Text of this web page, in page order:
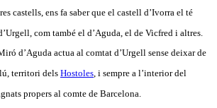
castells, ens fa saber que el castell d’Ivorra el té
com també el d’Aguda, el de Vicfred i altres.
d’Aguda actua al comtat d’Urgell sense deixar de
territori dels Hostoles , i sempre a l’interior del
propers al comte de Barcelona.